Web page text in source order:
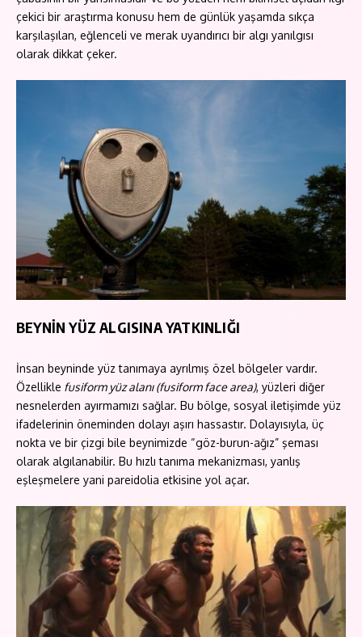
çekici bir araştırma konusu hem de günlük yaşamda sıkça
karşılaşılan, eğlenceli ve merak uyandırıcı bir algı yanılgısı
olarak dikkat çeker.
BEYNİN YÜZ ALGISINA YATKINLIĞI
İnsan beyninde yüz tanımaya ayrılmış özel bölgeler vardır.
Özellikle fusiform yüz alanı (fusiform face area), yüzleri diğer
nesnelerden ayırmamızı sağlar. Bu bölge, sosyal iletişimde yüz
ifadelerinin öneminden dolayı aşırı hassastır. Dolayısıyla, üç
nokta ve bir çizgi bile beynimizde “göz-burun-ağız” şeması
olarak algılanabilir. Bu hızlı tanıma mekanizması, yanlış
eşleşmelere yani pareidolia etkisine yol açar.